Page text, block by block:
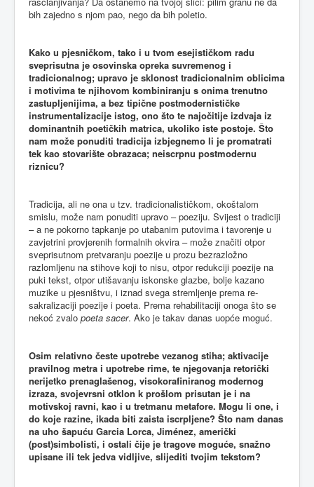
bih zajedno s njom pao, nego da bih poletio.
Kako u pjesničkom, tako i u tvom esejističkom radu
sveprisutna je osovinska opreka suvremenog i
tradicionalnog; upravo je sklonost tradicionalnim oblicima
i motivima te njihovom kombiniranju s onima trenutno
zastupljenijima, a bez tipične postmodernističke
instrumentalizacije istog, ono što te najočitije izdvaja iz
dominantnih poetičkih matrica, ukoliko iste postoje. Što
nam može ponuditi tradicija izbjegnemo li je promatrati
tek kao stovarište obrazaca; neiscrpnu postmodernu
riznicu?
Tradicija, ali ne ona u tzv. tradicionalističkom, okoštalom
smislu, može nam ponuditi upravo – poeziju. Svijest o tradiciji
– a ne pokorno tapkanje po utabanim putovima i tavorenje u
zavjetrini provjerenih formalnih okvira – može značiti otpor
sveprisutnom pretvaranju poezije u prozu bezrazložno
razlomljenu na stihove koji to nisu, otpor redukciji poezije na
puki tekst, otpor utišavanju iskonske glazbe, bolje kazano
muzike u pjesništvu, i iznad svega stremljenje prema re-
sakralizaciji poezije i poeta. Prema rehabilitaciji onoga što se
nekoć zvalo poeta sacer. Ako je takav danas uopće moguć.
Osim relativno česte upotrebe vezanog stiha; aktivacije
pravilnog metra i upotrebe rime, te njegovanja retorički
nerijetko prenaglašenog, visokorafiniranog modernog
izraza, svojevrsni otklon k prošlom prisutan je i na
motivskoj ravni, kao i u tretmanu metafore. Mogu li one, i
do koje razine, ikada biti zaista iscrpljene? Što nam danas
na uho šapuću Garcia Lorca, Jiménez, američki
(post)simbolisti, i ostali čije je tragove moguće, snažno
upisane ili tek jedva vidljive, slijediti tvojim tekstom?